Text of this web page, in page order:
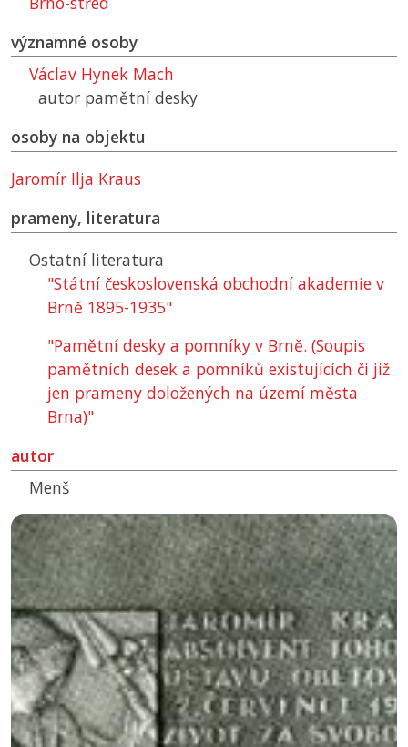
významné osoby
Václav Hynek Mach
autor pamětní desky
osoby na objektu
Jaromír Ilja Kraus
prameny, literatura
Ostatní literatura
"Státní československá obchodní akademie v
Brně 1895-1935"
"Pamětní desky a pomníky v Brně. (Soupis
pamětních desek a pomníků existujících či již
jen prameny doložených na území města
Brna)"
autor
Menš